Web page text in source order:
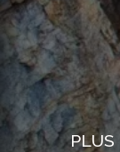
PLUS